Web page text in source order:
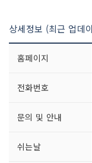
상세정보 (최근 업데
홈페이지
전화번호
문의 및 안내
쉬는날